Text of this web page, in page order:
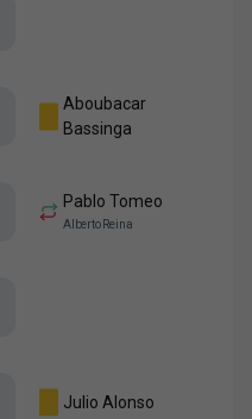
Aboubacar
Bassinga
Pablo Tomeo
Alberto Reina
Julio Alonso